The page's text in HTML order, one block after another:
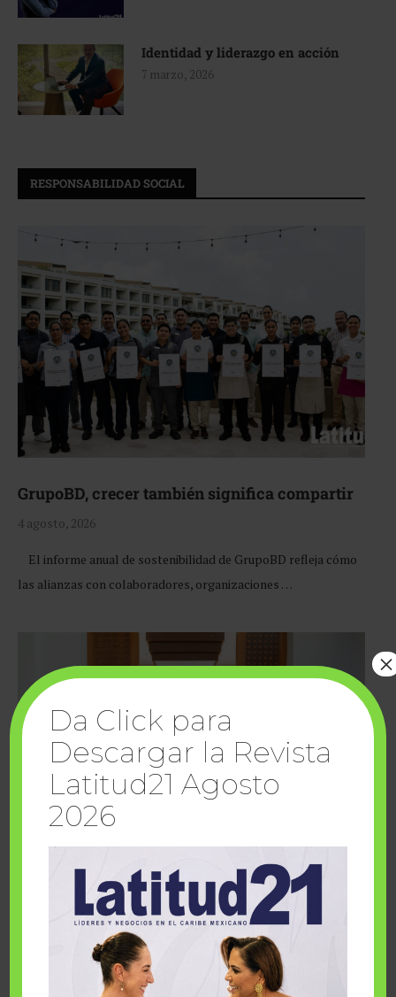
Identidad y liderazgo en acción
7 marzo, 2026
RESPONSABILIDAD SOCIAL
GrupoBD, crecer también significa compartir
4 agosto, 2026
El informe anual de sostenibilidad de GrupoBD refleja cómo
las alianzas con colaboradores, organizaciones …
Cuando la solidaridad inspira; cumplen
sueños Fairmont Mayakoba y Make-A-Wish
Da Click para
Descargar la Revista
Latitud21 Agosto
2026
×